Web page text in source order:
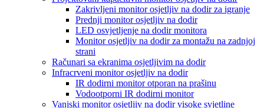
Zakrivljeni monitor osjetljiv na dodir za igranje
Prednji monitor osjetljiv na dodir
LED osvjetljenje na dodir monitora
Monitor osjetljiv na dodir za montažu na zadnjoj
strani
Računari sa ekranima osjetljivim na dodir
Infracrveni monitor osjetljiv na dodir
IR dodirni monitor otporan na prašinu
Vodootporni IR dodirni monitor
Vanjski monitor osjetljiv na dodir visoke svjetline